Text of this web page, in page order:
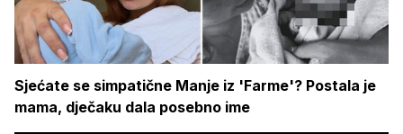
Sjećate se simpatične Manje iz 'Farme'? Postala je
mama, dječaku dala posebno ime